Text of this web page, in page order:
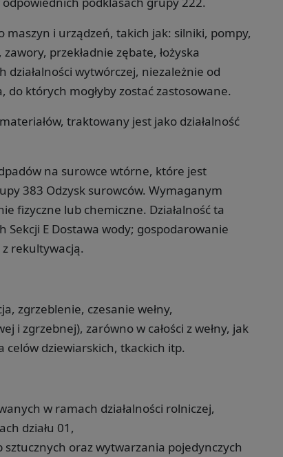
i urządzeń, takich jak: silniki, pompy,
przekładnie zębate, łożyska
wytwórczej, niezależnie od
których mogłyby zostać zastosowane.
traktowany jest jako działalność
na surowce wtórne, które jest
383 Odzysk surowców. Wymaganym
fizyczne lub chemiczne. Działalność ta
E Dostawa wody; gospodarowanie
z rekultywacją.
zgrzeblenie, czesanie wełny,
i zgrzebnej), zarówno w całości z wełny, jak
celów dziewiarskich, tkackich itp.
w ramach działalności rolniczej,
działu 01,
sztucznych oraz wytwarzania pojedynczych